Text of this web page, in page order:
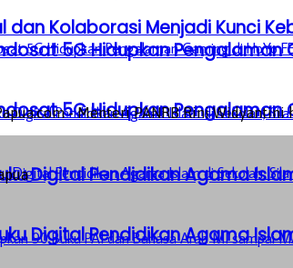
5G Hidupkan Pengalaman
Digital Pendidikan Agama
5G Hidupkan Pengalaman
Digital Pendidikan Agama
Kolaborasi Menjadi Kunci
- Menteri PANRB Rini